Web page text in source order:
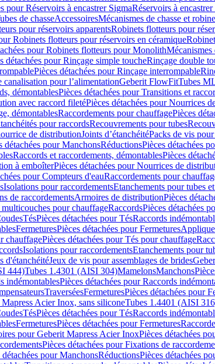
pour Réservoirs à encastrer SigmaRéservoirs à encastrer
de chasseAccessoiresMécanismes de chasse et
pour réservoirs apparentsRobinets flotteurs pour
Robinets flotteurs pour réservoirs en céramique
pour Robinets flotteurs pour MonolithMécanismes
détachées pour Rinçage simple toucheRinçage double
Pièces détachées pour Rinçage interrompable
canalisation pour l’alimentationGeberit FlowFitTubes
démontablesPièces détachées pour Transitions et
avec raccord filetéPièces détachées pour Nourrices
démontablesRaccordements pour chauffagePièces
pour raccordsRecouvrements pour tubes
de distributionJoints d’étanchéitéPacks de vis
détachées pour ManchonsRéductionsPièces détachées
Raccords et raccordements, démontablesPièces
à emboîterPièces détachées pour Nourrices de
pour Compteurs d'eauRaccordements pour
Isolations pour raccordementsEtanchements pour tubes
de raccordementsArmoires de distributionPièces
multicouches pour chauffageRaccordsPièces détachées
TésPièces détachées pour TésRaccords
FermeturesPièces détachées pour Fermetures
chauffagePièces détachées pour Tés pour chauffage
Isolations pour raccordementsEtanchements pour
d'étanchéitéJeux de vis pour assemblages de brides
444)Tubes 1.4301 (AISI 304)MamelonsManchons
indémontablesPièces détachées pour Raccords
TraverséesFermeturesPièces détachées pour
Acier Inox, sans siliconeTubes 1.4401 (AISI
TésPièces détachées pour TésRaccords
FermeturesPièces détachées pour Fermetures
pour Geberit Mapress Acier InoxPièces détachées
Pièces détachées pour Fixations de
détachées pour ManchonsRéductionsPièces détachées